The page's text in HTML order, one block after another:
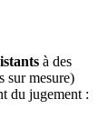
à des
sur mesure)
du jugement :